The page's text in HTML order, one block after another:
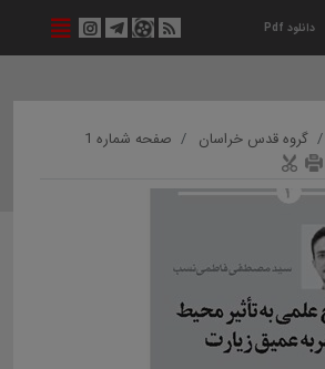
دانلود Pdf
گروه قدس خراسان صفحه شماره 1